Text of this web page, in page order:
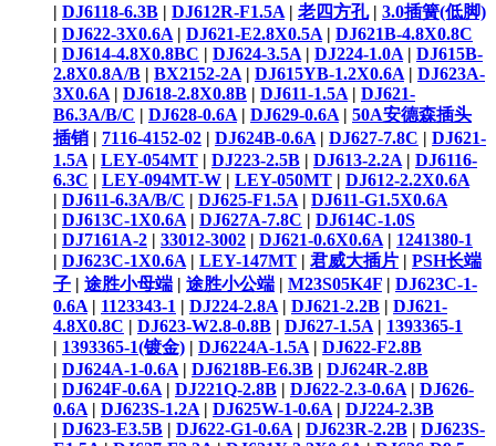
| DJ6118-6.3B | DJ612R-F1.5A | 老四方孔| 3.0插簧(低脚)
| DJ622-3X0.6A | DJ621-E2.8X0.5A | DJ621B-4.8X0.8C
| DJ614-4.8X0.8BC | DJ624-3.5A | DJ224-1.0A | DJ615B-
2.8X0.8A/B | BX2152-2A | DJ615YB-1.2X0.6A | DJ623A-
3X0.6A | DJ618-2.8X0.8B | DJ611-1.5A | DJ621-
B6.3A/B/C | DJ628-0.6A | DJ629-0.6A | 50A安德森插头
插销 | 7116-4152-02 | DJ624B-0.6A | DJ627-7.8C | DJ621-
1.5A | LEY-054MT | DJ223-2.5B | DJ613-2.2A | DJ6116-
6.3C | LEY-094MT-W | LEY-050MT | DJ612-2.2X0.6A
| DJ611-6.3A/B/C | DJ625-F1.5A | DJ611-G1.5X0.6A
| DJ613C-1X0.6A | DJ627A-7.8C | DJ614C-1.0S
| DJ7161A-2 | 33012-3002 | DJ621-0.6X0.6A | 1241380-1
| DJ623C-1X0.6A | LEY-147MT | 君威大插片 | PSH长端
子 | 途胜小母端 | 途胜小公端 | M23S05K4F | DJ623C-1-
0.6A | 1123343-1 | DJ224-2.8A | DJ621-2.2B | DJ621-
4.8X0.8C | DJ623-W2.8-0.8B | DJ627-1.5A | 1393365-1
| 1393365-1(镀金) | DJ6224A-1.5A | DJ622-F2.8B
| DJ624A-1-0.6A | DJ6218B-E6.3B | DJ624R-2.8B
| DJ624F-0.6A | DJ221Q-2.8B | DJ622-2.3-0.6A | DJ626-
0.6A | DJ623S-1.2A | DJ625W-1-0.6A | DJ224-2.3B
| DJ623-E3.5B | DJ622-G1-0.6A | DJ623R-2.2B | DJ623S-